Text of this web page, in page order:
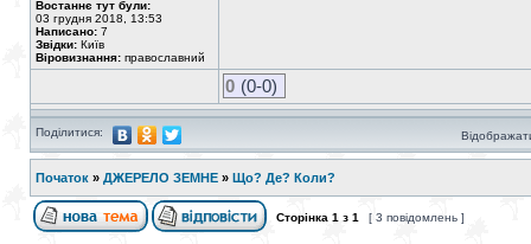
Востаннє тут були:
03 грудня 2018, 13:53
Написано: 7
Звідки: Київ
Віровизнання: православний
0 (0-0)
Поділитися:
Початок » ДЖЕРЕЛО ЗЕМНЕ » Що? Де? Коли?
Сторінка 1 з 1 [ 3 повідомлень ]